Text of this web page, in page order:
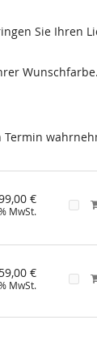
Sie Ihren
€
MwSt.
€
MwSt.